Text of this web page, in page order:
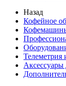
Назад
Кофейное
Телеметрия